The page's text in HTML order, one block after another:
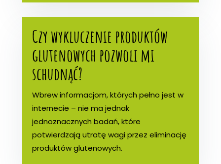
Czy wykluczenie produktów
glutenowych pozwoli mi
schudnąć?
Wbrew informacjom, których pełno jest w
internecie – nie ma jednak
jednoznacznych badań, które
potwierdzają utratę wagi przez eliminację
produktów glutenowych.